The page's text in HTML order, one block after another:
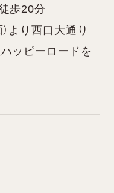
歩20分
より西口大通り
ッピーロードを